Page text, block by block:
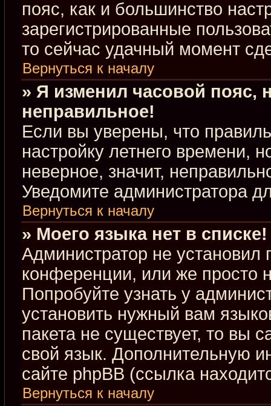
пояс, как и большинство
зарегистрированные
то сейчас удачный момент
Вернуться к началу
» Я изменил часовой пояс,
неправильное!
Если вы уверены, что
настройку летнего времени,
неверное, значит,
Уведомите администратора
Вернуться к началу
» Моего языка нет в списке!
Администратор не
конференции, или же просто
Попробуйте узнать у
установить нужный вам
пакета не существует, то вы
свой язык. Дополнительную
сайте phpBB (ссылка
Вернуться к началу